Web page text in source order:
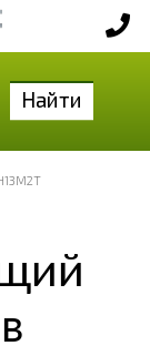
Найти